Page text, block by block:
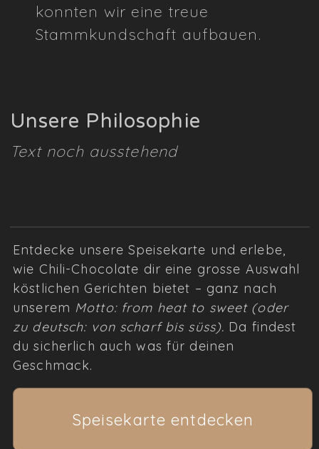
konnten wir eine treue
Stammkundschaft aufbauen.
Unsere Philosophie
Text noch ausstehend
Entdecke unsere Speisekarte und erlebe,
wie Chili-Chocolate dir eine grosse Auswahl
köstlichen Gerichten bietet – ganz nach
unserem Motto: from heat to sweet (oder
zu deutsch: von scharf bis süss). Da findest
du sicherlich auch was für deinen
Geschmack.
Speisekarte entdecken